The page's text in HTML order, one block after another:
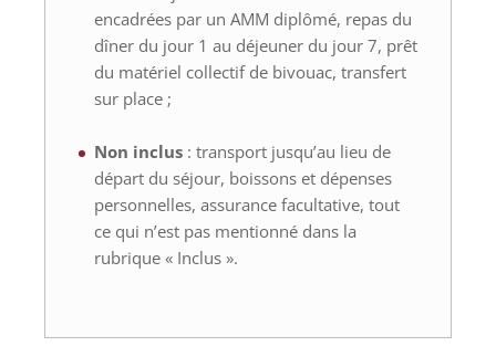
encadrées par un AMM diplômé, repas du
dîner du jour 1 au déjeuner du jour 7, prêt
du matériel collectif de bivouac, transfert
sur place ;
Non inclus: transport jusqu’au lieu de
départ du séjour, boissons et dépenses
personnelles, assurance facultative, tout
ce qui n’est pas mentionné dans la
rubrique « Inclus ».